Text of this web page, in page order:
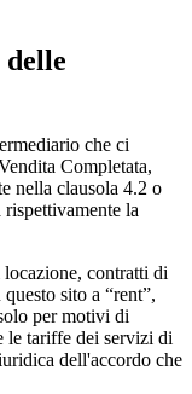
che ci
Completata,
nella clausola 4.2 o
la
contratti di
sito a “rent”,
per motivi di
le tariffe dei servizi di
dell'accordo che